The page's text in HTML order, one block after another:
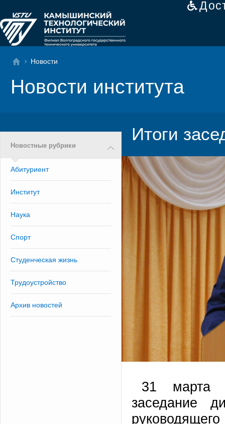
Новости
Новости института
Новостные рубрики
Абитуриент
Институт
Наука
Спорт
Студенческая жизнь
Трудоустройство
Архив новостей
Итоги
31 марта
заседание